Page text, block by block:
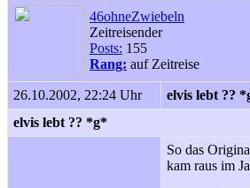
46ohneZwiebeln
Zeitreisender
Posts: 155
Rang: auf Zeitreise
26.10.2002, 22:24 Uhr
elvis lebt ??
elvis lebt ?? *g*
So das
kam raus im